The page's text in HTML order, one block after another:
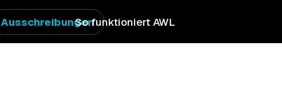
So funktioniert AWL
Ausschreibungen